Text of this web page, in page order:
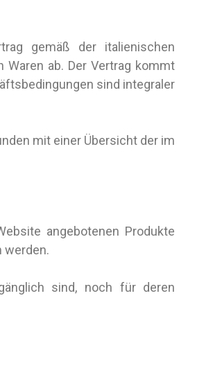
gemäß der italienischen
ab. Der Vertrag kommt
sind integraler
mit einer Übersicht der im
angebotenen Produkte
werden.
sind, noch für deren